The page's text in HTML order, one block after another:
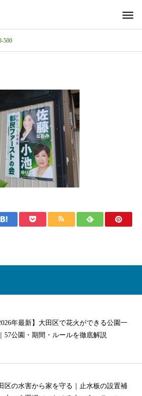
500
年最新】大田区で花火ができる公園一
57公園・期間・ルールを徹底解説
区の水害から家を守る｜止水板の設置補